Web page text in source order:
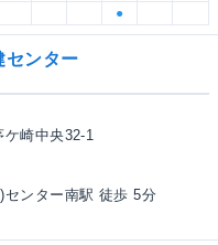
●
センター
ケ崎中央32-1
ンター南駅 徒歩 5分